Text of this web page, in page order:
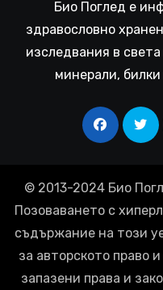
Био Поглед е
здравословно
изследвания в
минерали,
© 2013-2024 Био
Позоваването с
съдържание на този
за авторското право
запазени права и